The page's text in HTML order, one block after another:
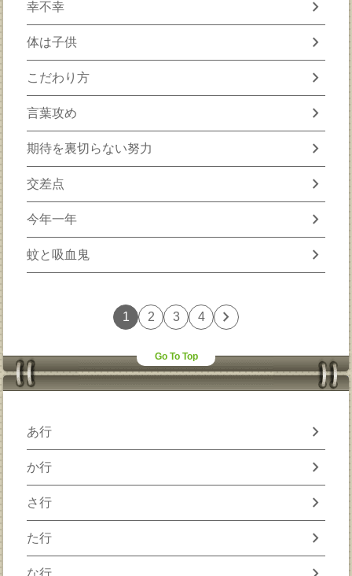
幸不幸 chevron_right
体は子供 chevron_right
こだわり方 chevron_right
言葉攻め chevron_right
期待を裏切らない努力 chevron_right
交差点 chevron_right
今年一年 chevron_right
蚊と吸血鬼 chevron_right
1 2 3 4 chevron_right
Go To Top
あ行 chevron_right
か行 chevron_right
さ行 chevron_right
た行 chevron_right
な行